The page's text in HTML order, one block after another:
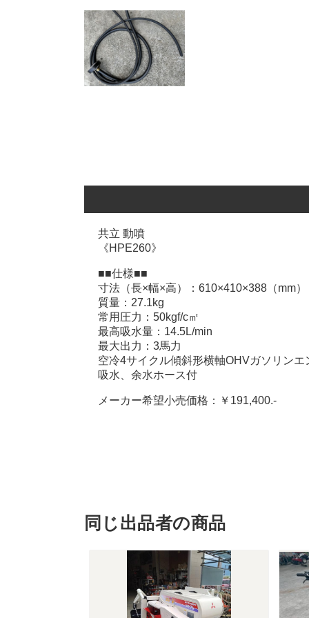
共立 動噴
《HPE260》
■■仕様■■
寸法（長×幅×高）：610×410×388（mm）
質量：27.1kg
常用圧力：50kgf/c㎡
最高吸水量：14.5L/min
最大出力：3馬力
空冷4サイクル傾斜形横軸OHVガソリンエ
吸水、余水ホース付
メーカー希望小売価格：￥191,400.-
同じ出品者の商品